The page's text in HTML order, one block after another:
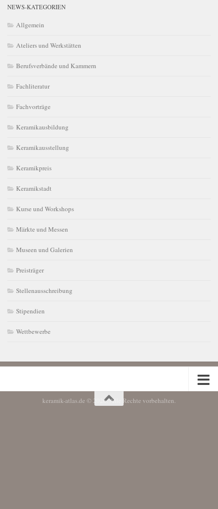
NEWS-KATEGORIEN
Allgemein
Ateliers und Werkstätten
Berufsverbände und Kammern
Fachliteratur
Fachvorträge
Keramikausbildung
Keramikausstellung
Keramikpreis
Keramikstadt
Kurse und Workshops
Märkte und Messen
Museen und Galerien
Preisträger
Stellenausschreibung
Stipendien
Wettbewerbe
keramik-atlas.de © 2026. Alle Rechte vorbehalten.